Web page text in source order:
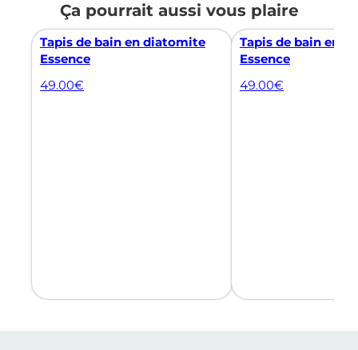
Ça pourrait aussi vous plaire
Tapis de bain en diatomite
Essence
49.00€
Tapis de bain en
Essence
49.00€